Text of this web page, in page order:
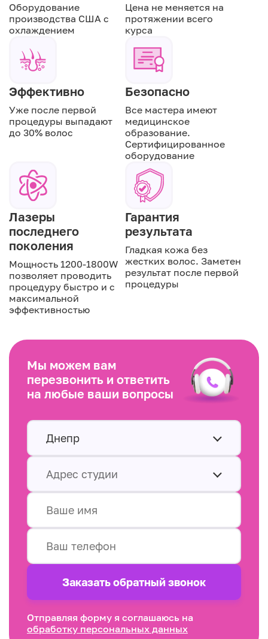
Оборудование
производства США с
охлаждением
Цена не меняется на
протяжении всего
курса
Эффективно
Уже после первой
процедуры выпадают
до 30% волос
Безопасно
Все мастера имеют
медицинское
образование.
Сертифицированное
оборудование
Лазеры
последнего
поколения
Мощность 1200-1800W
позволяет проводить
процедуру быстро и с
максимальной
эффективностью
Гарантия
результата
Гладкая кожа без
жестких волос. Заметен
результат после первой
процедуры
Мы можем вам
перезвонить и ответить
на любые ваши вопросы
Днепр
Адрес студии
Заказать обратный звонок
Отправляя форму я соглашаюсь на
обработку персональных данных